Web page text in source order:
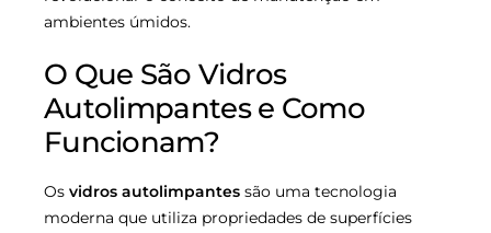
ambientes úmidos.
O Que São Vidros
Autolimpantes e Como
Funcionam?
Os vidros autolimpantes são uma tecnologia
moderna que utiliza propriedades de superfícies